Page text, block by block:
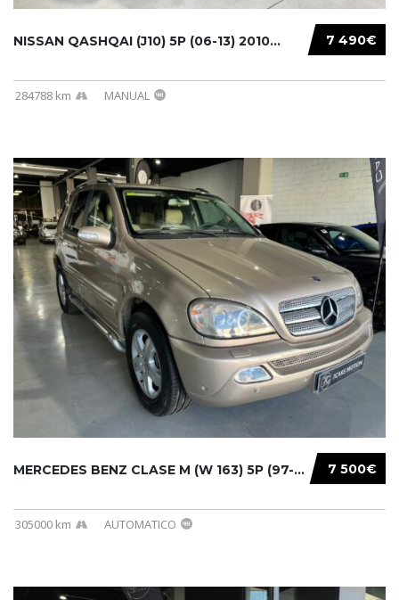
7 490€
NISSAN QASHQAI (J10) 5P (06-13) 2010...
284788 km MANUAL
7 500€
MERCEDES BENZ CLASE M (W 163) 5P (97-05) 200...
305000 km AUTOMATICO